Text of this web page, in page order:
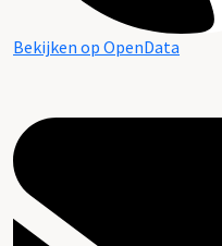
Bekijken op OpenData